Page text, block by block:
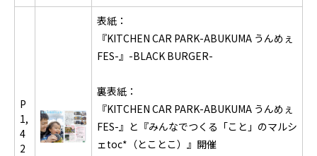
P
1,
4
2
表紙：
『KITCHEN CAR PARK-ABUKUMA うんめぇ
FES-』-BLACK BURGER-
裏表紙：
『KITCHEN CAR PARK-ABUKUMA うんめぇ
FES-』と『みんなでつくる「こと」のマルシ
ェtoc*（とことこ）』開催